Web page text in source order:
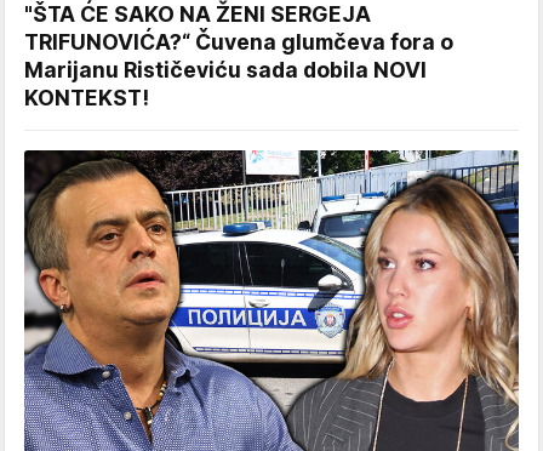
"ŠTA ĆE SAKO NA ŽENI SERGEJA
TRIFUNOVIĆA?“ Čuvena glumčeva fora o
Marijanu Rističeviću sada dobila NOVI
KONTEKST!